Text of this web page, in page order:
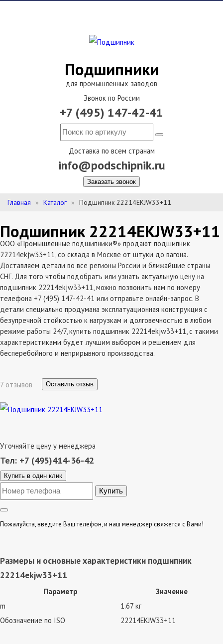
Подшипники
для промышленных заводов
Звонок по России
+7 (495) 147-42-41
Доставка по всем странам
info@podschipnik.ru
Заказать звонок
Главная Каталог Подшипник 22214EKJW33+11
Подшипник 22214EKJW33+11
ООО «Промышленные подшипники®» продают подшипник
22214ekjw33+11, со склада в Москве от штуки до вагона.
Доставляем детали во все регионы России и ближайшие страны
СНГ. Для того чтобы подобрать или узнать актуальную цену на
подшипник 22214ekjw33+11, можно позвонить нам по номеру
телефона +7 (495) 147-42-41 или отправьте онлайн-запрос. В
детали специально продумана эксплатуационная конструкция с
безупречной стойкостью к нагрузкам и долговечностью в любом
режиме работы 24/7, купить подшипник 22214ekjw33+11, с такими
характеристиками будет лучшим выбором и решением для
бесперебойного и неприрывного производства.
7 отзывов Оставить отзыв
Уточняйте цену у менеджера
Тел: +7 (495)414-36-42
Купить в один клик
Пожалуйста, введите Ваш телефон, и наш менеджер свяжется с Вами!
Размеры и основные характеристики подшипник
22214ekjw33+11
Параметр
Значение
m
1.67 кг
Обозначение по ISO
22214EKJW33+11